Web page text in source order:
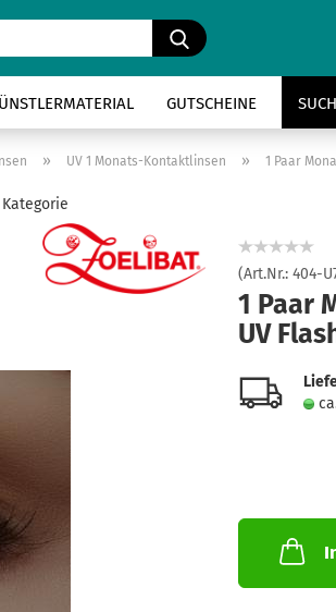
Suche...
GUTSCHEINE
» UV 1 Monats-Kontaktlinsen » 1 Paar
(Art.Nr.: 404-
1 Paar
UV